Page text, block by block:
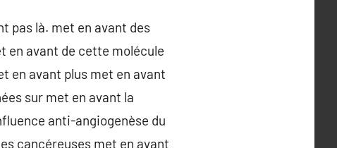
pas là. met en avant des
en avant de cette molécule
en avant plus met en avant
sur met en avant la
anti-angiogenèse du
cancéreuses met en avant